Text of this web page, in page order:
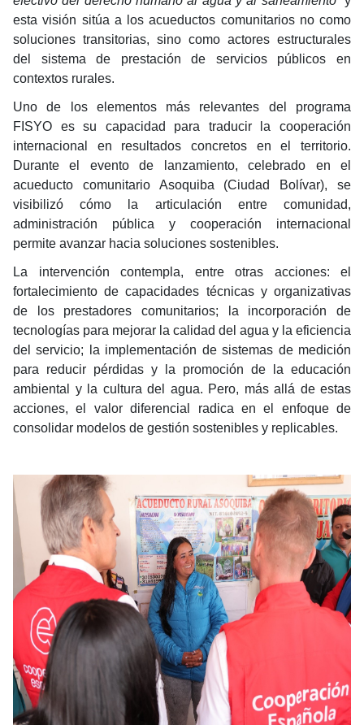
esta visión sitúa a los acueductos comunitarios no como
soluciones transitorias, sino como actores estructurales
del sistema de prestación de servicios públicos en
contextos rurales.
Uno de los elementos más relevantes del programa
FISYO es su capacidad para traducir la cooperación
internacional en resultados concretos en el territorio.
Durante el evento de lanzamiento, celebrado en el
acueducto comunitario Asoquiba (Ciudad Bolívar), se
visibilizó cómo la articulación entre comunidad,
administración pública y cooperación internacional
permite avanzar hacia soluciones sostenibles.
La intervención contempla, entre otras acciones: el
fortalecimiento de capacidades técnicas y organizativas
de los prestadores comunitarios; la incorporación de
tecnologías para mejorar la calidad del agua y la eficiencia
del servicio; la implementación de sistemas de medición
para reducir pérdidas y la promoción de la educación
ambiental y la cultura del agua. Pero, más allá de estas
acciones, el valor diferencial radica en el enfoque de
consolidar modelos de gestión sostenibles y replicables.